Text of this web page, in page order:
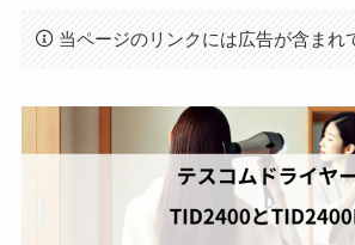
当ページのリンクには広告が含まれ